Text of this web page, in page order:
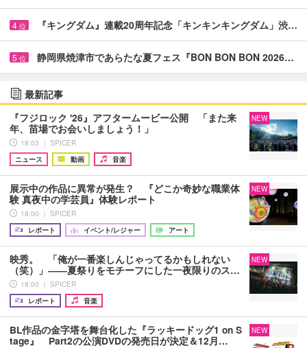
4 位 『キングダム』連載20周年記念「キンキンキングダム」渋…
5 位 静岡県焼津市であらたな夏フェス『BON BON BON 2026…
最新記事
『フジロック '26』アフタームービー公開 「また来
年、苗場でお会いしましょう！」
18:03 ｜ SPICER
ニュース
動画 音楽
NEW
展示中の作品に異常が発生？ 『どこか奇妙な職業体
験 真夜中の学芸員』体験レポート
18:00 ｜ SPICER
レポート
イベント/レジャー アート
NEW
映秀。 「俺が一番楽しんじゃってるかもしれない
（笑）」――夏祭りをモチーフにした一夜限りのス…
18:00 ｜ SPICER
レポート
音楽
NEW
BL作品の金字塔を舞台化した『ラッキードッグ1 on S
tage』 Part2の公演DVDの発売日が決定＆12月…
NEW